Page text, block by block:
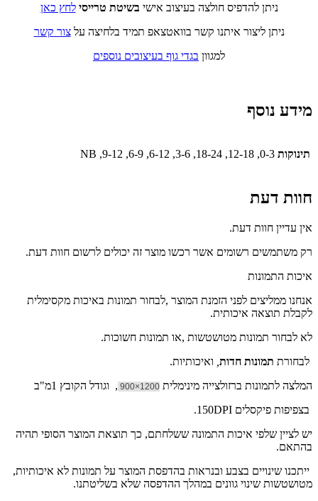
ניתן להדפיס חולצה בעיצוב אישי בשיטת טרייסי לחץ כאן
ניתן ליצור איתנו קשר בוואטצאפ תמיד בלחיצה עלצור קשר
למגוון בגדי גוף בעיצובים נוספים
מידע נוסף
תינוקות 0-3, 12-18, 18-24, 3-6, 6-12, 6-9, 9-12, NB
חוות דעת
אין עדיין חוות דעת.
רק משתמשים רשומים אשר רכשו מוצר זה יכולים לרשום חוות דעת.
איכות התמונות
אנחנו ממליצים לפני הזמנת המוצר ,לבחור תמונות באיכות מקסימלית
לקבלת תוצאה איכותית.
לא לבחור תמונות מטושטשות ,או תמונות חשוכות.
לבחורת תמונות חדות ואיכותיות.
המלצה לתמונות ברזולצייה מינימלית 1200×900
, וגודל הקובץ 1מ"ב
בצפיפות פיקסלים 150DPI.
יש לציין שלפי איכות התמונה ששלחתם, כך תוצאת המוצר הסופי תהיה
בהתאם.
ייתכנו שינויים בצבע ובנראות בהדפסת המוצר על תמונות לא איכותיות,
מטושטשות שינוי גוונים במהלך ההדפסה שלא בשליטתנו.